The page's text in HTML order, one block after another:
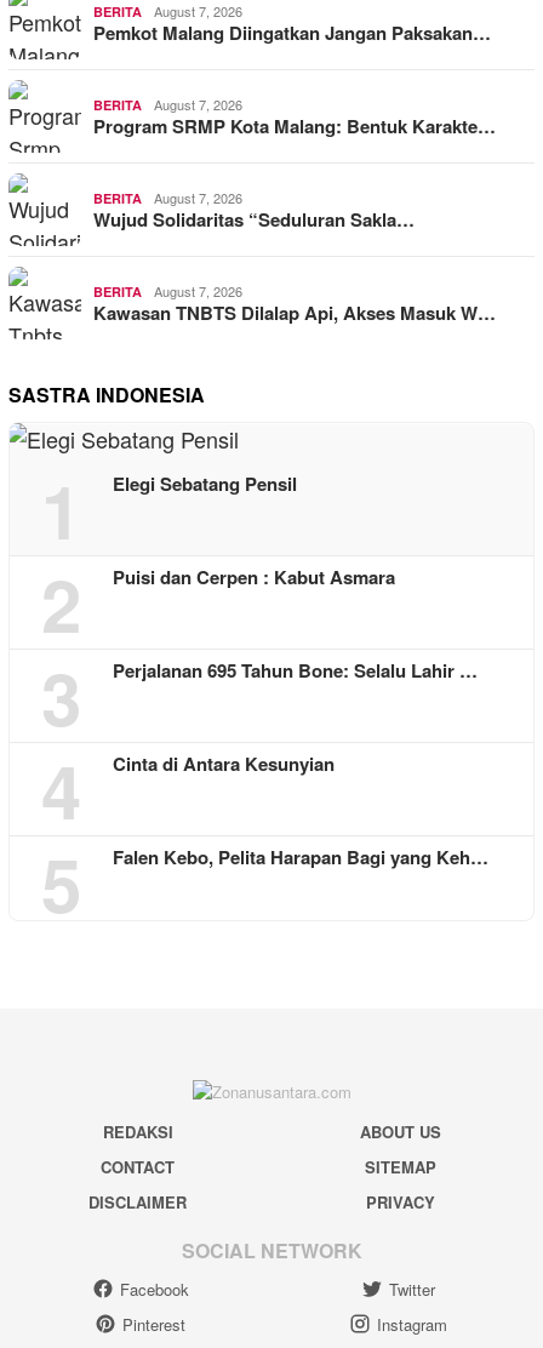
BERITA August 7, 2026
Pemkot Malang Diingatkan Jangan Paksakan…
BERITA August 7, 2026
Program SRMP Kota Malang: Bentuk Karakte…
BERITA August 7, 2026
Wujud Solidaritas “Seduluran Sakla…
BERITA August 7, 2026
Kawasan TNBTS Dilalap Api, Akses Masuk W…
SASTRA INDONESIA
1 Elegi Sebatang Pensil
2 Puisi dan Cerpen : Kabut Asmara
3 Perjalanan 695 Tahun Bone: Selalu Lahir …
4 Cinta di Antara Kesunyian
5 Falen Kebo, Pelita Harapan Bagi yang Keh…
REDAKSI
ABOUT US
CONTACT
SITEMAP
DISCLAIMER
PRIVACY
SOCIAL NETWORK
Facebook
Twitter
Pinterest
Instagram